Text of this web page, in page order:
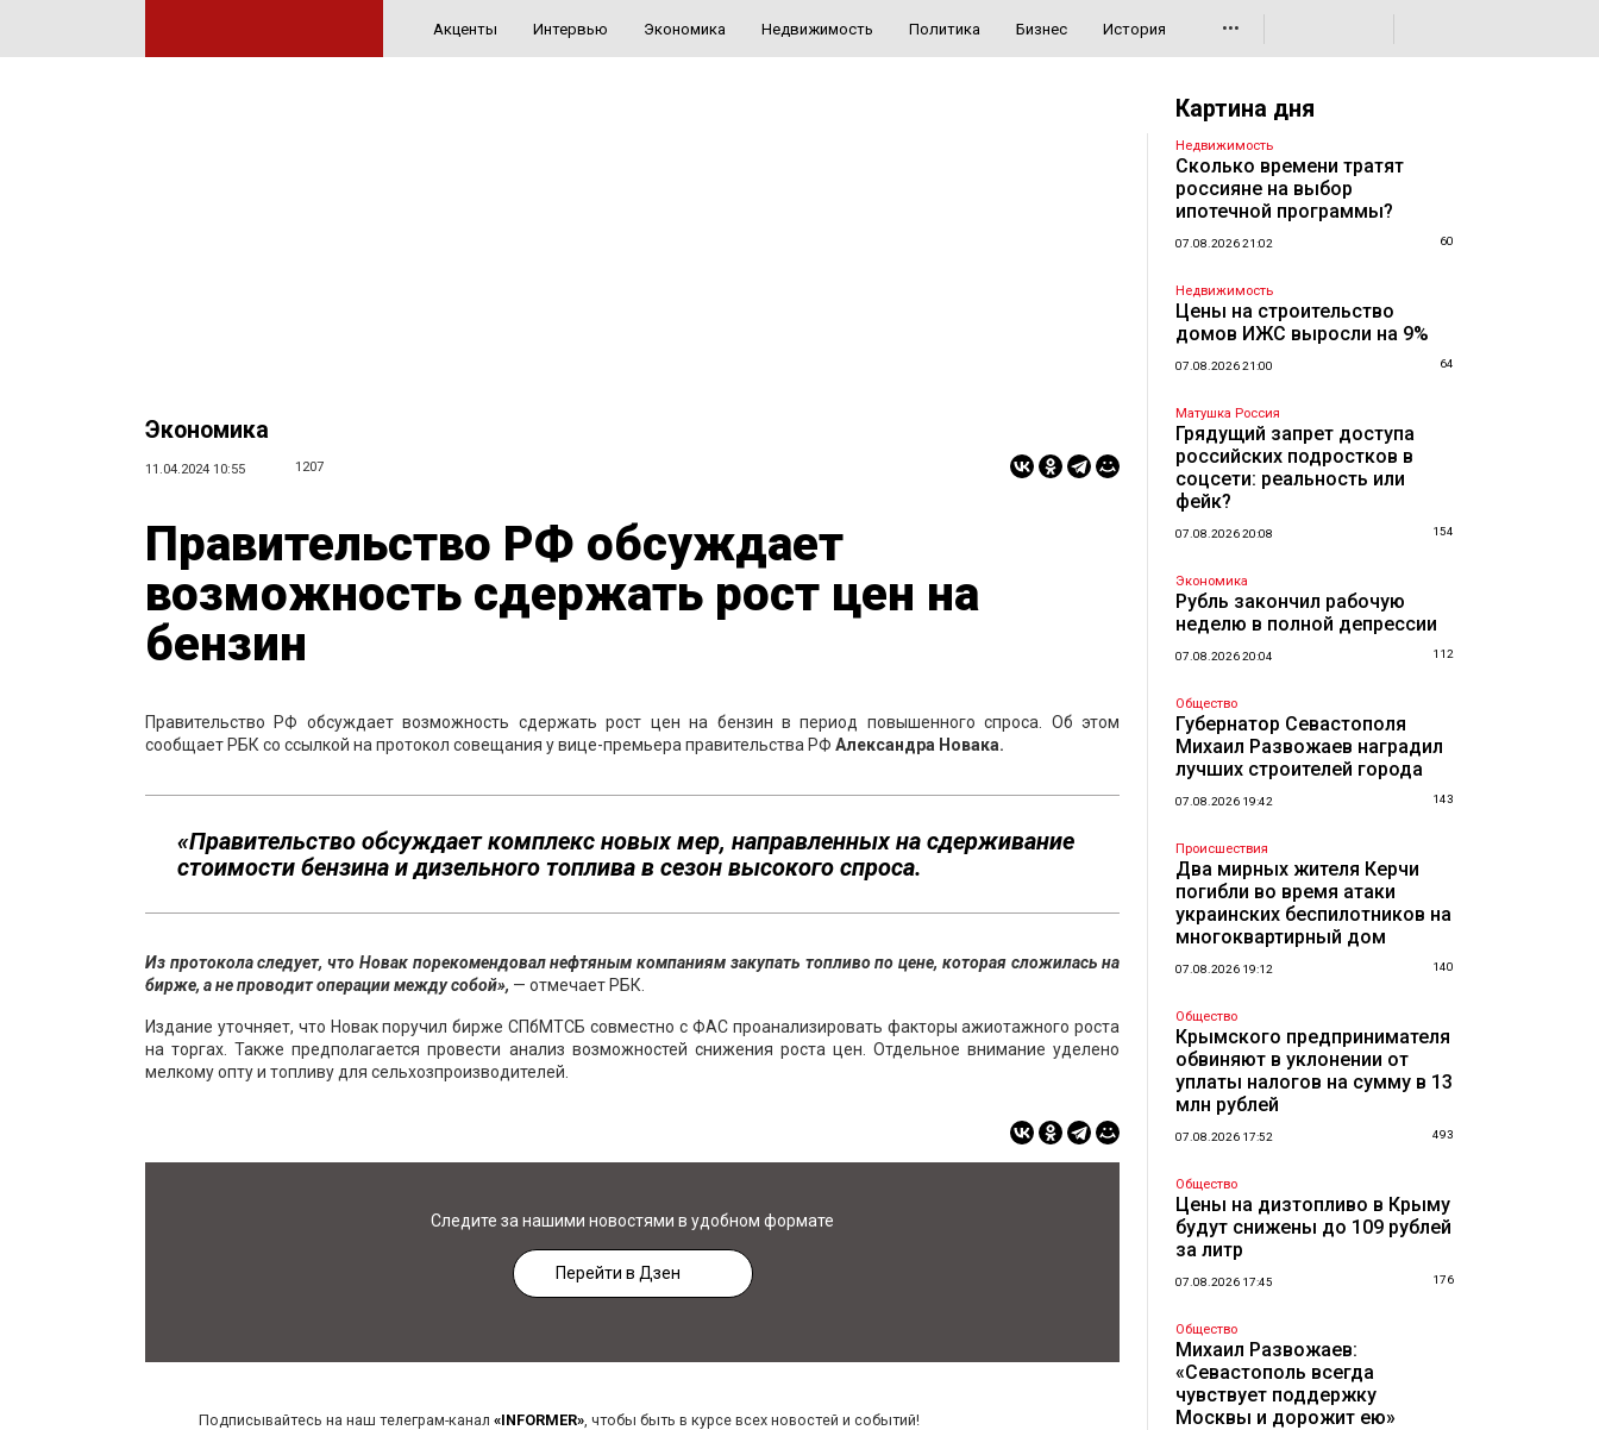
Акценты Интервью Экономика Недвижимость Политика Бизнес История •••
Экономика
11.04.2024 10:55 1207
Правительство РФ обсуждает
возможность сдержать рост цен на
бензин
Правительство РФ обсуждает возможность сдержать рост цен на бензин в период повышенного спроса. Об этом
сообщает РБК со ссылкой на протокол совещания у вице-премьера правительства РФ Александра Новака.
«Правительство обсуждает комплекс новых мер, направленных на сдерживание
стоимости бензина и дизельного топлива в сезон высокого спроса.
Из протокола следует, что Новак порекомендовал нефтяным компаниям закупать топливо по цене, которая сложилась на
бирже, а не проводит операции между собой», — отмечает РБК.
Издание уточняет, что Новак поручил бирже СПбМТСБ совместно с ФАС проанализировать факторы ажиотажного роста
на торгах. Также предполагается провести анализ возможностей снижения роста цен. Отдельное внимание уделено
мелкому опту и топливу для сельхозпроизводителей.
Следите за нашими новостями в удобном формате
Перейти в Дзен
Подписывайтесь на наш телеграм-канал «INFORMER», чтобы быть в курсе всех новостей и событий!
Картина дня
Недвижимость
Сколько времени тратят
россияне на выбор
ипотечной программы?
07.08.2026 21:02 60
Недвижимость
Цены на строительство
домов ИЖС выросли на 9%
07.08.2026 21:00 64
Матушка Россия
Грядущий запрет доступа
российских подростков в
соцсети: реальность или
фейк?
07.08.2026 20:08 154
Экономика
Рубль закончил рабочую
неделю в полной депрессии
07.08.2026 20:04 112
Общество
Губернатор Севастополя
Михаил Развожаев наградил
лучших строителей города
07.08.2026 19:42 143
Происшествия
Два мирных жителя Керчи
погибли во время атаки
украинских беспилотников на
многоквартирный дом
07.08.2026 19:12 140
Общество
Крымского предпринимателя
обвиняют в уклонении от
уплаты налогов на сумму в 13
млн рублей
07.08.2026 17:52 493
Общество
Цены на дизтопливо в Крыму
будут снижены до 109 рублей
за литр
07.08.2026 17:45 176
Общество
Михаил Развожаев:
«Севастополь всегда
чувствует поддержку
Москвы и дорожит ею»